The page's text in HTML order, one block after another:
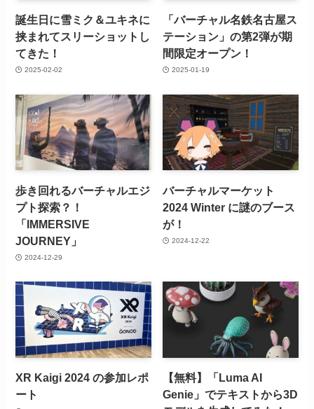
誕生日に雪ミク＆ユキネに
挟まれてスリーショットし
てきた！
2025-02-02
「バーチャル名鉄名古屋ス
テーション」の第2弾が期
間限定オープン！
2025-01-19
歩き回れるバーチャルエジ
プト探索？！
「IMMERSIVE
JOURNEY」
2024-12-29
バーチャルマーケット
2024 Winter に謎のブース
が！
2024-12-22
XR Kaigi 2024 の参加レポ
ート
【無料】「Luma AI
Genie」でテキストから3D